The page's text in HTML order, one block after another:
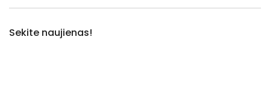
Sekite naujienas!